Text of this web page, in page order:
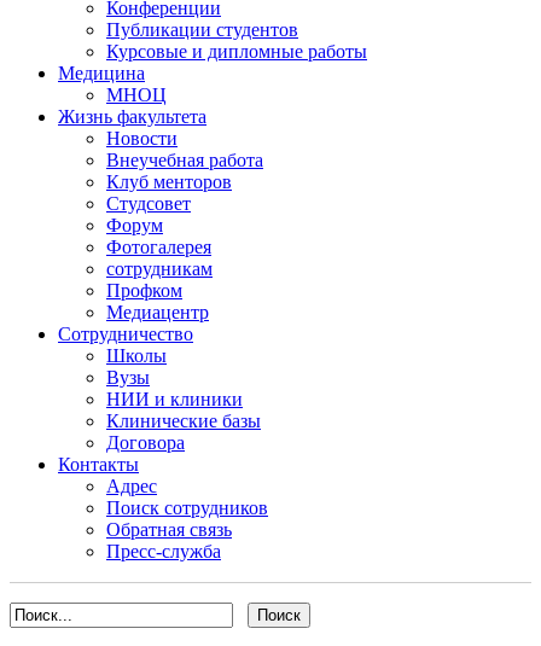
Конференции
Публикации студентов
Курсовые и дипломные работы
Медицина
МНОЦ
Жизнь факультета
Новости
Внеучебная работа
Клуб менторов
Студсовет
Форум
Фотогалерея
сотрудникам
Профком
Медиацентр
Сотрудничество
Школы
Вузы
НИИ и клиники
Клинические базы
Договора
Контакты
Адрес
Поиск сотрудников
Обратная связь
Пресс-служба